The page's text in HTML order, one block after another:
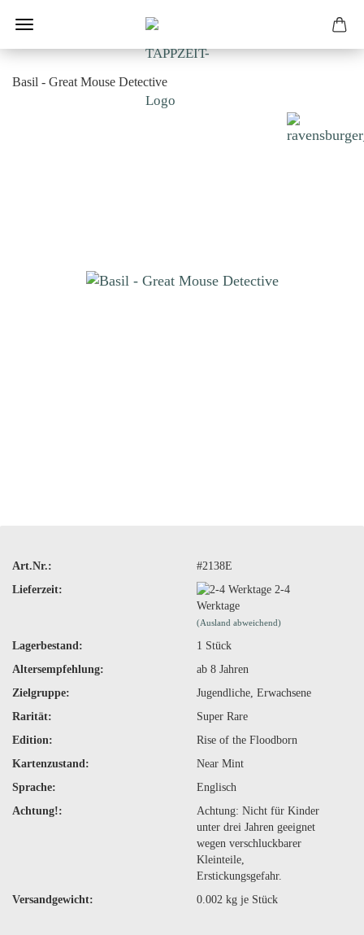
Basil - Great Mouse Detective
Art.Nr.:
#2138E
Lieferzeit:
2-4
Werktage
(Ausland abweichend)
Lagerbestand: 1 Stück
Altersempfehlung:
ab 8 Jahren
Zielgruppe:
Jugendliche, Erwachsene
Rarität:
Super Rare
Edition:
Rise of the Floodborn
Kartenzustand:
Near Mint
Sprache:
Englisch
Achtung!:
Achtung: Nicht für Kinder
unter drei Jahren geeignet
wegen verschluckbarer
Kleinteile,
Erstickungsgefahr.
Versandgewicht:
0.002kg je Stück